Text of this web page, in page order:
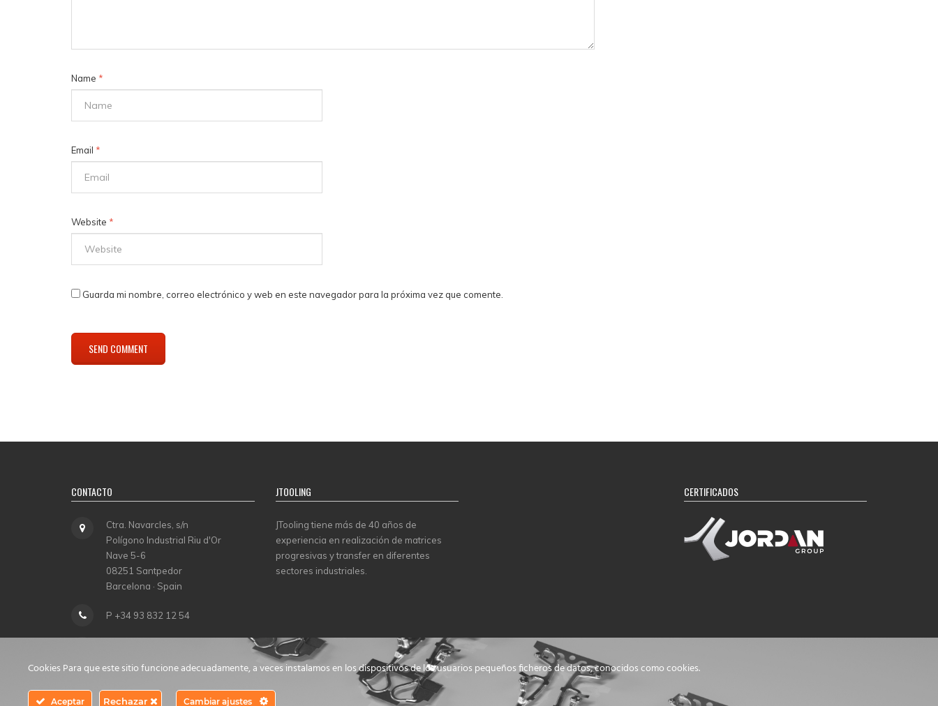
Name *
Email *
Website *
Guarda mi nombre, correo electrónico y web en este navegador para la próxima vez que comente.
CONTACTO
Ctra. Navarcles, s/n
Polígono Industrial Riu d'Or
Nave 5-6
08251 Santpedor
Barcelona · Spain
P +34 93 832 12 54
JTOOLING
JTooling tiene más de 40 años de
experiencia en realización de matrices
progresivas y transfer en diferentes
sectores industriales.
CERTIFICADOS
Cookies Para que este sitio funcione adecuadamente, a veces instalamos en los dispositivos de los usuarios pequeños ficheros de datos, conocidos como cookies.
Aceptar Rechazar Cambiar ajustes